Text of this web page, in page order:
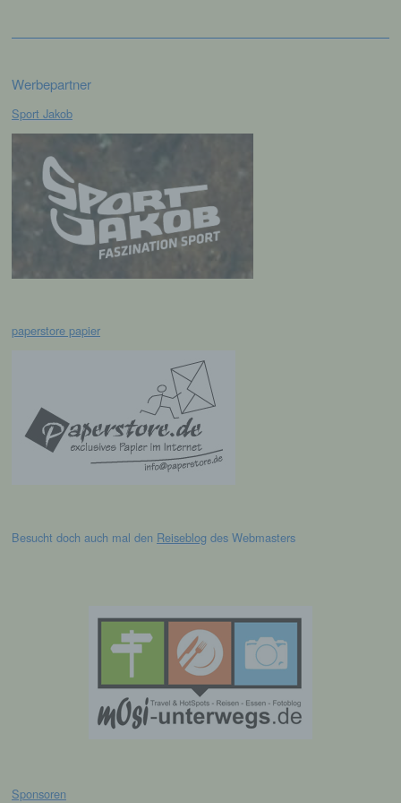
Werbepartner
Sport Jakob
paperstore papier
Besucht doch auch mal den Reiseblog des Webmasters
Sponsoren
Mitgliedstaaten vorgesehen werden.
h) Auftragsverarbeiter
Auftragsverarbeiter ist eine natürliche oder
juristische Person, Behörde, Einrichtung
oder andere Stelle, die personenbezogene
Daten im Auftrag des Verantwortlichen
verarbeitet.
Person, Behörde, Einrichtung oder andere
Stelle, der personenbezogene Daten
offengelegt werden, unabhängig davon, ob
es sich bei ihr um einen Dritten handelt oder
nicht. Behörden, die im Rahmen eines
bestimmten Untersuchungsauftrags nach
dem Unionsrecht oder dem Recht der
Mitgliedstaaten möglicherweise
Person, Behörde, Einrichtung oder andere
Stelle außer der betroffenen Person, dem
Verantwortlichen, dem Auftragsverarbeiter
und den Personen, die unter der
unmittelbaren Verantwortung des
Verantwortlichen oder des
Auftragsverarbeiters befugt sind, die
personenbezogenen Daten zu verarbeiten.